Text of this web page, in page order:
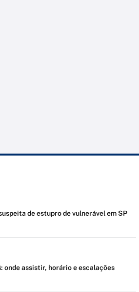
de estupro de vulnerável em SP
onde assistir, horário e escalações